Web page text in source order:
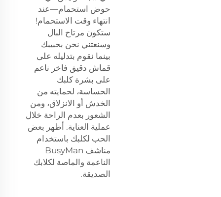
حوض استحمام—عند
انتهاء وقت الاستحمام!
ستكون مرتاح البال
وسنعتني نحن بحبيبك
بينما نقوم بتدليله على
قماش دقيق فاخر ناعم
على بشرة كلبك
الحساسة، لحمايته من
الخدش أو الانزلاق، ومن
الشعور بعدم الراحة خلال
عملية العناية. أظهر بعض
الحب لكلبك باستخدام
مناشف BusyMan
الناعمة والماصة لكلابك
الصديقة.